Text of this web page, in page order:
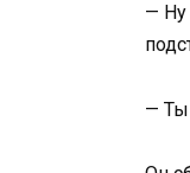
— Ну
— Ты